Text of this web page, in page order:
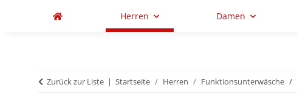
Herren Damen
Zurück zur Liste Startseite Herren Funktionsunterwäsche